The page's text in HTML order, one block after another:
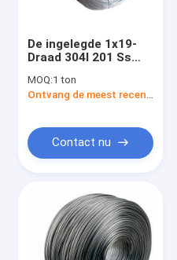
De ingelegde 1x19-
Draad 304l 201 Ss
Roestvrij staallassen
MOQ:1 ton
Ontvang de meest recente Prijs
Contact nu